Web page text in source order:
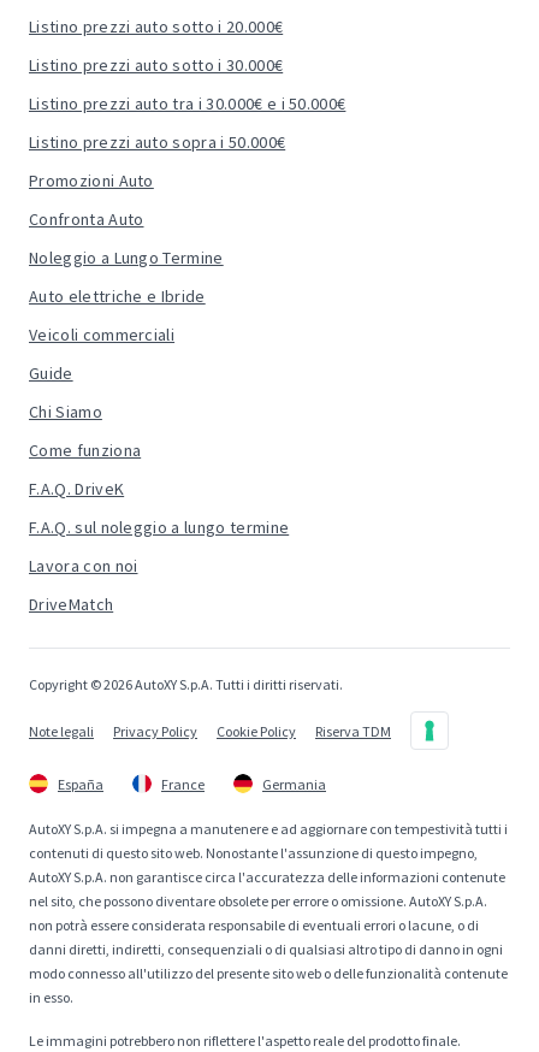
Listino prezzi auto sotto i 20.000€
Listino prezzi auto sotto i 30.000€
Listino prezzi auto tra i 30.000€ e i 50.000€
Listino prezzi auto sopra i 50.000€
Promozioni Auto
Confronta Auto
Noleggio a Lungo Termine
Auto elettriche e Ibride
Veicoli commerciali
Guide
Chi Siamo
Come funziona
F.A.Q. DriveK
F.A.Q. sul noleggio a lungo termine
Lavora con noi
DriveMatch
Copyright © 2026 AutoXY S.p.A. Tutti i diritti riservati.
Note legali Privacy Policy Cookie Policy Riserva TDM
España France Germania
AutoXY S.p.A. si impegna a manutenere e ad aggiornare con tempestività tutti i
contenuti di questo sito web. Nonostante l'assunzione di questo impegno,
AutoXY S.p.A. non garantisce circa l'accuratezza delle informazioni contenute
nel sito, che possono diventare obsolete per errore o omissione. AutoXY S.p.A.
non potrà essere considerata responsabile di eventuali errori o lacune, o di
danni diretti, indiretti, consequenziali o di qualsiasi altro tipo di danno in ogni
modo connesso all'utilizzo del presente sito web o delle funzionalità contenute
in esso.
Le immagini potrebbero non riflettere l'aspetto reale del prodotto finale.